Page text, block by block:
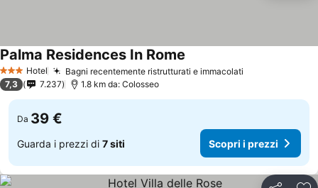
3 StelleHotel Bagni recentemente ristrutturati e immacolati
Palma Residences In Rome
7,3 7.237 1.8 km da: Colosseo
Da 39 €
Guarda i prezzi di 7 siti Scopri i prezzi